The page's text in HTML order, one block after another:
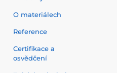
O materiálech
Reference
Certifikace a
osvědčení